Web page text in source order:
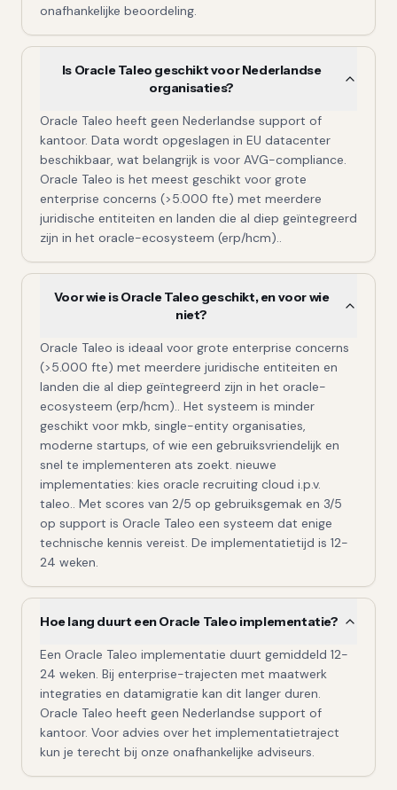
onafhankelijke beoordeling.
Is Oracle Taleo geschikt voor Nederlandse
organisaties?
Oracle Taleo heeft geen Nederlandse support of
kantoor. Data wordt opgeslagen in EU datacenter
beschikbaar, wat belangrijk is voor AVG-compliance.
Oracle Taleo is het meest geschikt voor grote
enterprise concerns (>5.000 fte) met meerdere
juridische entiteiten en landen die al diep geïntegreerd
zijn in het oracle-ecosysteem (erp/hcm)..
Voor wie is Oracle Taleo geschikt, en voor wie
niet?
Oracle Taleo is ideaal voor grote enterprise concerns
(>5.000 fte) met meerdere juridische entiteiten en
landen die al diep geïntegreerd zijn in het oracle-
ecosysteem (erp/hcm).. Het systeem is minder
geschikt voor mkb, single-entity organisaties,
moderne startups, of wie een gebruiksvriendelijk en
snel te implementeren ats zoekt. nieuwe
implementaties: kies oracle recruiting cloud i.p.v.
taleo.. Met scores van 2/5 op gebruiksgemak en 3/5
op support is Oracle Taleo een systeem dat enige
technische kennis vereist. De implementatietijd is 12-
24 weken.
Hoe lang duurt een Oracle Taleo implementatie?
Een Oracle Taleo implementatie duurt gemiddeld 12-
24 weken. Bij enterprise-trajecten met maatwerk
integraties en datamigratie kan dit langer duren.
Oracle Taleo heeft geen Nederlandse support of
kantoor. Voor advies over het implementatietraject
kun je terecht bij onze onafhankelijke adviseurs.